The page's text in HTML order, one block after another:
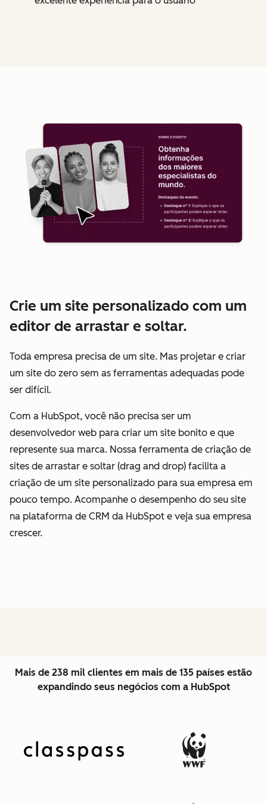
Crie um site personalizado com um
editor de arrastar e soltar.
Toda empresa precisa de um site. Mas projetar e criar
um site do zero sem as ferramentas adequadas pode
ser difícil.
Com a HubSpot, você não precisa ser um
desenvolvedor web para criar um site bonito e que
represente sua marca. Nossa ferramenta de criação de
sites de arrastar e soltar (drag and drop) facilita a
criação de um site personalizado para sua empresa em
pouco tempo. Acompanhe o desempenho do seu site
na plataforma de CRM da HubSpot e veja sua empresa
crescer.
Mais de 238 mil clientes em mais de 135 países estão
expandindo seus negócios com a HubSpot